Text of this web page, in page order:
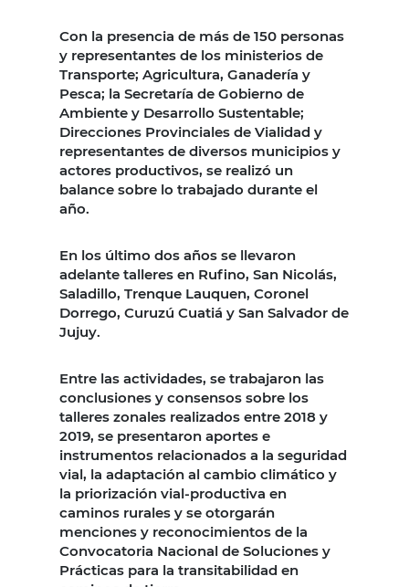
Con la presencia de más de 150 personas
y representantes de los ministerios de
Transporte; Agricultura, Ganadería y
Pesca; la Secretaría de Gobierno de
Ambiente y Desarrollo Sustentable;
Direcciones Provinciales de Vialidad y
representantes de diversos municipios y
actores productivos, se realizó un
balance sobre lo trabajado durante el
año.
En los último dos años se llevaron
adelante talleres en Rufino, San Nicolás,
Saladillo, Trenque Lauquen, Coronel
Dorrego, Curuzú Cuatiá y San Salvador de
Jujuy.
Entre las actividades, se trabajaron las
conclusiones y consensos sobre los
talleres zonales realizados entre 2018 y
2019, se presentaron aportes e
instrumentos relacionados a la seguridad
vial, la adaptación al cambio climático y
la priorización vial-productiva en
caminos rurales y se otorgarán
menciones y reconocimientos de la
Convocatoria Nacional de Soluciones y
Prácticas para la transitabilidad en